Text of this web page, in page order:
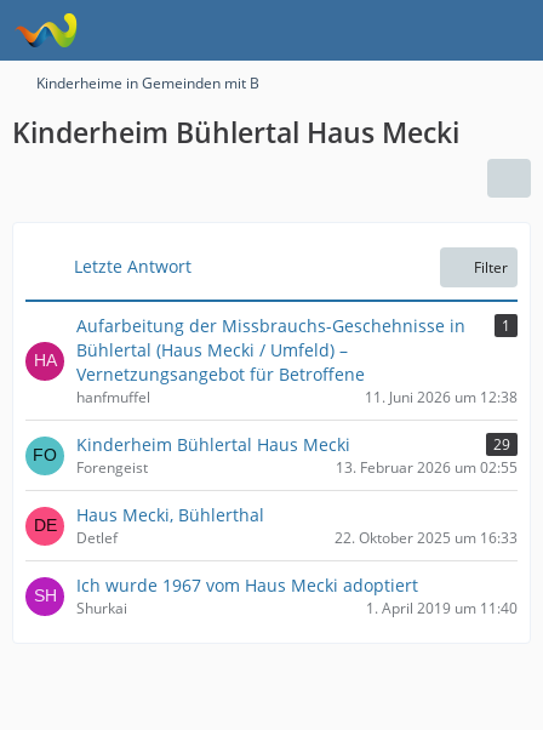
Kinderheime in Gemeinden mit B
Kinderheim Bühlertal Haus Mecki
Letzte Antwort Filter
Aufarbeitung der Missbrauchs-Geschehnisse in
Bühlertal (Haus Mecki / Umfeld) –
Vernetzungsangebot für Betroffene
1
hanfmuffel 11. Juni 2026 um 12:38
Kinderheim Bühlertal Haus Mecki
29
Forengeist
13. Februar 2026 um 02:55
Haus Mecki, Bühlerthal
Detlef 22. Oktober 2025 um 16:33
Ich wurde 1967 vom Haus Mecki adoptiert
Shurkai 1. April 2019 um 11:40